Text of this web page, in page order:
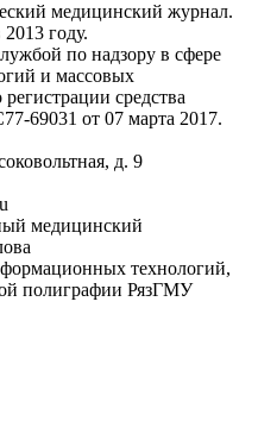
медицинский журнал.
году.
по надзору в сфере
и массовых
средства
69031 от 07 марта 2017.
д. 9
медицинский
технологий,
полиграфии РязГМУ